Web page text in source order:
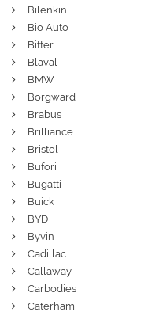
Bilenkin
Bio Auto
Bitter
Blaval
BMW
Borgward
Brabus
Brilliance
Bristol
Bufori
Bugatti
Buick
BYD
Byvin
Cadillac
Callaway
Carbodies
Caterham